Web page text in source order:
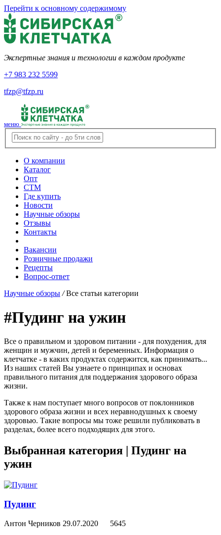
Перейти к основному содержимому
Экспертные знания и технологии в каждом продукте
+7 983 232 5599
tfzp@tfzp.ru
меню
О компании
Каталог
Опт
СТМ
Где купить
Новости
Научные обзоры
Отзывы
Контакты
Вакансии
Розничные продажи
Рецепты
Вопрос-ответ
Научные обзоры / Все статьи категории
#Пудинг на ужин
Все о правильном и здоровом питании - для похудения, для
женщин и мужчин, детей и беременных. Информация о
клетчатке - в каких продуктах содержится, как принимать...
Из наших статей Вы узнаете о принципах и основах
правильного питания для поддержания здорового образа
жизни.
Также к нам поступает много вопросов от поклонников
здорового образа жизни и всех неравнодушных к своему
здоровью. Такие вопросы мы тоже решили публиковать в
разделах, более всего подходящих для этого.
Выбранная категория | Пудинг на
ужин
Пудинг
Антон Черников 29.07.2020
5645